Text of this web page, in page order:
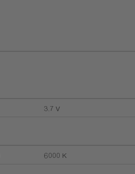
3.7 V
6000 K